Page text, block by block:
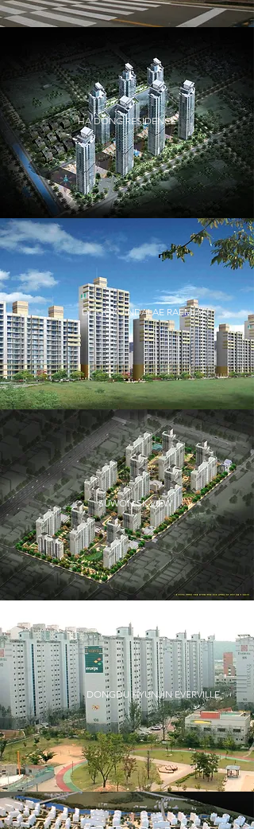
HA DONG RESIDENCE
DOGOK JINDALAE RAEMIAN
SUWON SK VIEW
DONGDU HYUNJIN EVERVILLE